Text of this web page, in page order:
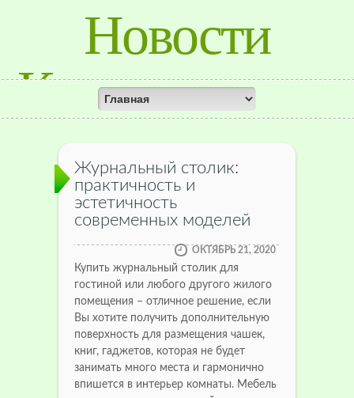
Новости
Красноярского
Края
Журнальный столик:
практичность и
эстетичность
современных моделей
ОКТЯБРЬ 21, 2020
Купить журнальный столик для
гостиной или любого другого жилого
помещения – отличное решение, если
Вы хотите получить дополнительную
поверхность для размещения чашек,
книг, гаджетов, которая не будет
занимать много места и гармонично
впишется в интерьер комнаты. Мебель